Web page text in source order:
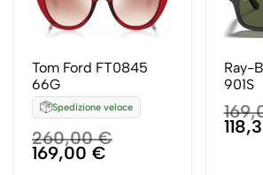
Tom Ford FT0845
66G
Spedizione veloce
260,00€
169,00 €
Ray-
901S